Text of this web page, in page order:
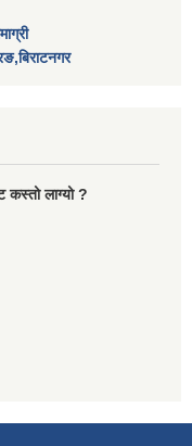
कस्तो लाग्यो ?